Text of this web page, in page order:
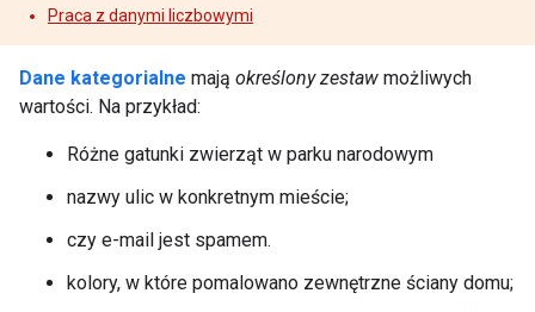
Praca z danymi liczbowymi
Dane kategorialne mają określony zestaw możliwych
wartości. Na przykład:
Różne gatunki zwierząt w parku narodowym
nazwy ulic w konkretnym mieście;
czy e-mail jest spamem.
kolory, w które pomalowano zewnętrzne ściany domu;